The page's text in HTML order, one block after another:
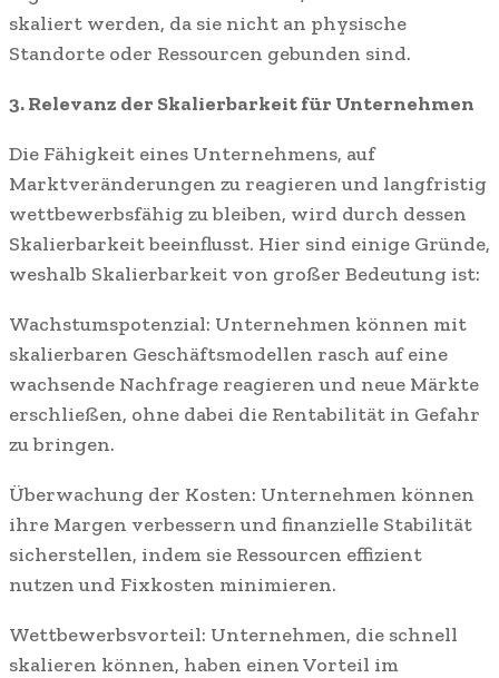
skaliert werden, da sie nicht an physische
Standorte oder Ressourcen gebunden sind.
3. Relevanz der Skalierbarkeit für Unternehmen
Die Fähigkeit eines Unternehmens, auf
Marktveränderungen zu reagieren und langfristig
wettbewerbsfähig zu bleiben, wird durch dessen
Skalierbarkeit beeinflusst. Hier sind einige Gründe,
weshalb Skalierbarkeit von großer Bedeutung ist:
Wachstumspotenzial: Unternehmen können mit
skalierbaren Geschäftsmodellen rasch auf eine
wachsende Nachfrage reagieren und neue Märkte
erschließen, ohne dabei die Rentabilität in Gefahr
zu bringen.
Überwachung der Kosten: Unternehmen können
ihre Margen verbessern und finanzielle Stabilität
sicherstellen, indem sie Ressourcen effizient
nutzen und Fixkosten minimieren.
Wettbewerbsvorteil: Unternehmen, die schnell
skalieren können, haben einen Vorteil im